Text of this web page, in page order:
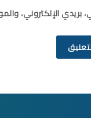
الإلكتروني،